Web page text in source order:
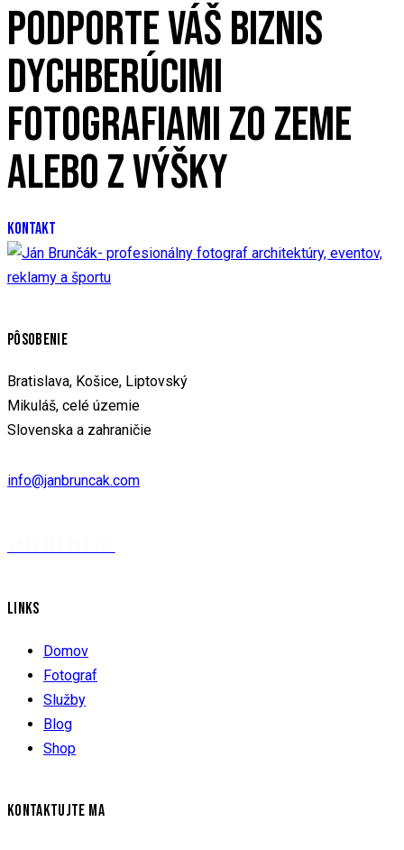
PODPORTE VÁŠ BIZNIS
DYCHBERÚCIMI
FOTOGRAFIAMI ZO ZEME
ALEBO Z VÝŠKY
KONTAKT
PÔSOBENIE
Bratislava, Košice, Liptovský
Mikuláš, celé územie
Slovenska a zahraničie
info@janbruncak.com
LINKS
Domov
Fotograf
Služby
Blog
Shop
KONTAKTUJTE MA